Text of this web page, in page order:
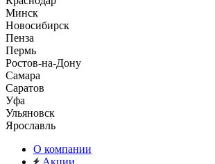
Минск
Новосибирск
Пенза
Пермь
Ростов-на-Дону
Самара
Саратов
Уфа
Ульяновск
Ярославль
О компании
Акции